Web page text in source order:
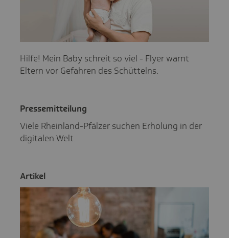
Hilfe! Mein Baby schreit so viel - Flyer warnt
Eltern vor Gefahren des Schüttelns.
Pres­se­mit­tei­lung
Viele Rheinland-Pfälzer suchen Erholung in der
digitalen Welt.
Artikel